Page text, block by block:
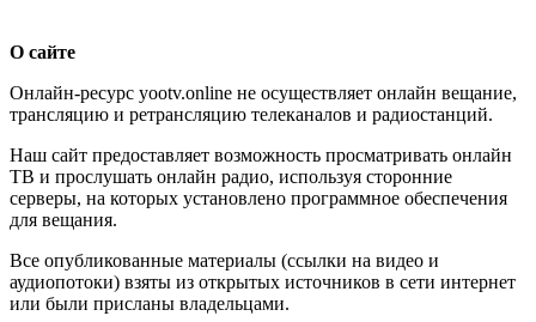
О сайте
Онлайн-ресурс yootv.online не осуществляет онлайн вещание,
трансляцию и ретрансляцию телеканалов и радиостанций.
Наш сайт предоставляет возможность просматривать онлайн
ТВ и прослушать онлайн радио, используя сторонние
серверы, на которых установлено программное обеспечения
для вещания.
Все опубликованные материалы (ссылки на видео и
аудиопотоки) взяты из открытых источников в сети интернет
или были присланы владельцами.